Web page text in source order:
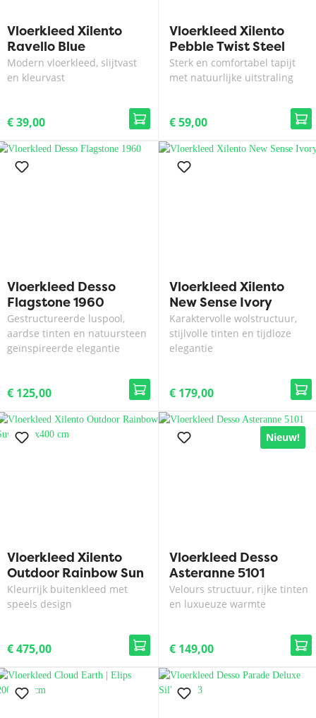
Vloerkleed Xilento
Ravello Blue
Modern vloerkleed, slijtvast
en kleurvast
€ 39,00
Vloerkleed Xilento
Pebble Twist Steel
Sterk en comfortabel tapijt
met natuurlijke uitstraling
€ 59,00
Vloerkleed Desso
Flagstone 1960
Gestructureerde luspool,
aardse tinten en natuursteen
geïnspireerde elegantie
€ 125,00
Vloerkleed Xilento
New Sense Ivory
Karaktervolle wolstructuur,
stijlvolle tinten en tijdloze
elegantie
€ 179,00
Vloerkleed Xilento
Outdoor Rainbow Sun
| 300x400 cm
Kleurrijk buitenkleed met
speels design
€ 475,00
Nieuw!
Vloerkleed Desso
Asteranne 5101
Velours structuur, rijke tinten
en luxueuze warmte
€ 149,00